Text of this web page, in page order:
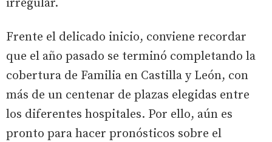
irregular.
Frente el delicado inicio, conviene recordar
que el año pasado se terminó completando la
cobertura de Familia en Castilla y León, con
más de un centenar de plazas elegidas entre
los diferentes hospitales. Por ello, aún es
pronto para hacer pronósticos sobre el